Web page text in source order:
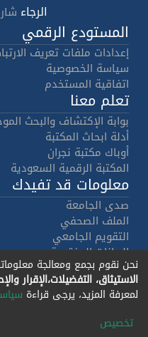
الرجاء
المستودع الرقمي
إعدادات ملفات تعريف
سياسة الخصوصية
اتفاقية المستخدم
تعلم معنا
بوابة الإكتشاف والبحث
أدلة ابحاث المكتبة
أوباك مكتبة نجران
المكتبة الرقمية السعودية
معلومات قد تفيدك
صدى الجامعة
الملف الصحفي
التقويم الجامعي
البيانات المفتوحة
هوية الجامعة
جميع الحقوق
محفوظة لجــــامـــعــة
نحن نقوم بجمع ومعالجة
الاستيثاق، التفضيلات،الإقرار
لمعرفة المزيد، يرجى قراءة
تخصيص